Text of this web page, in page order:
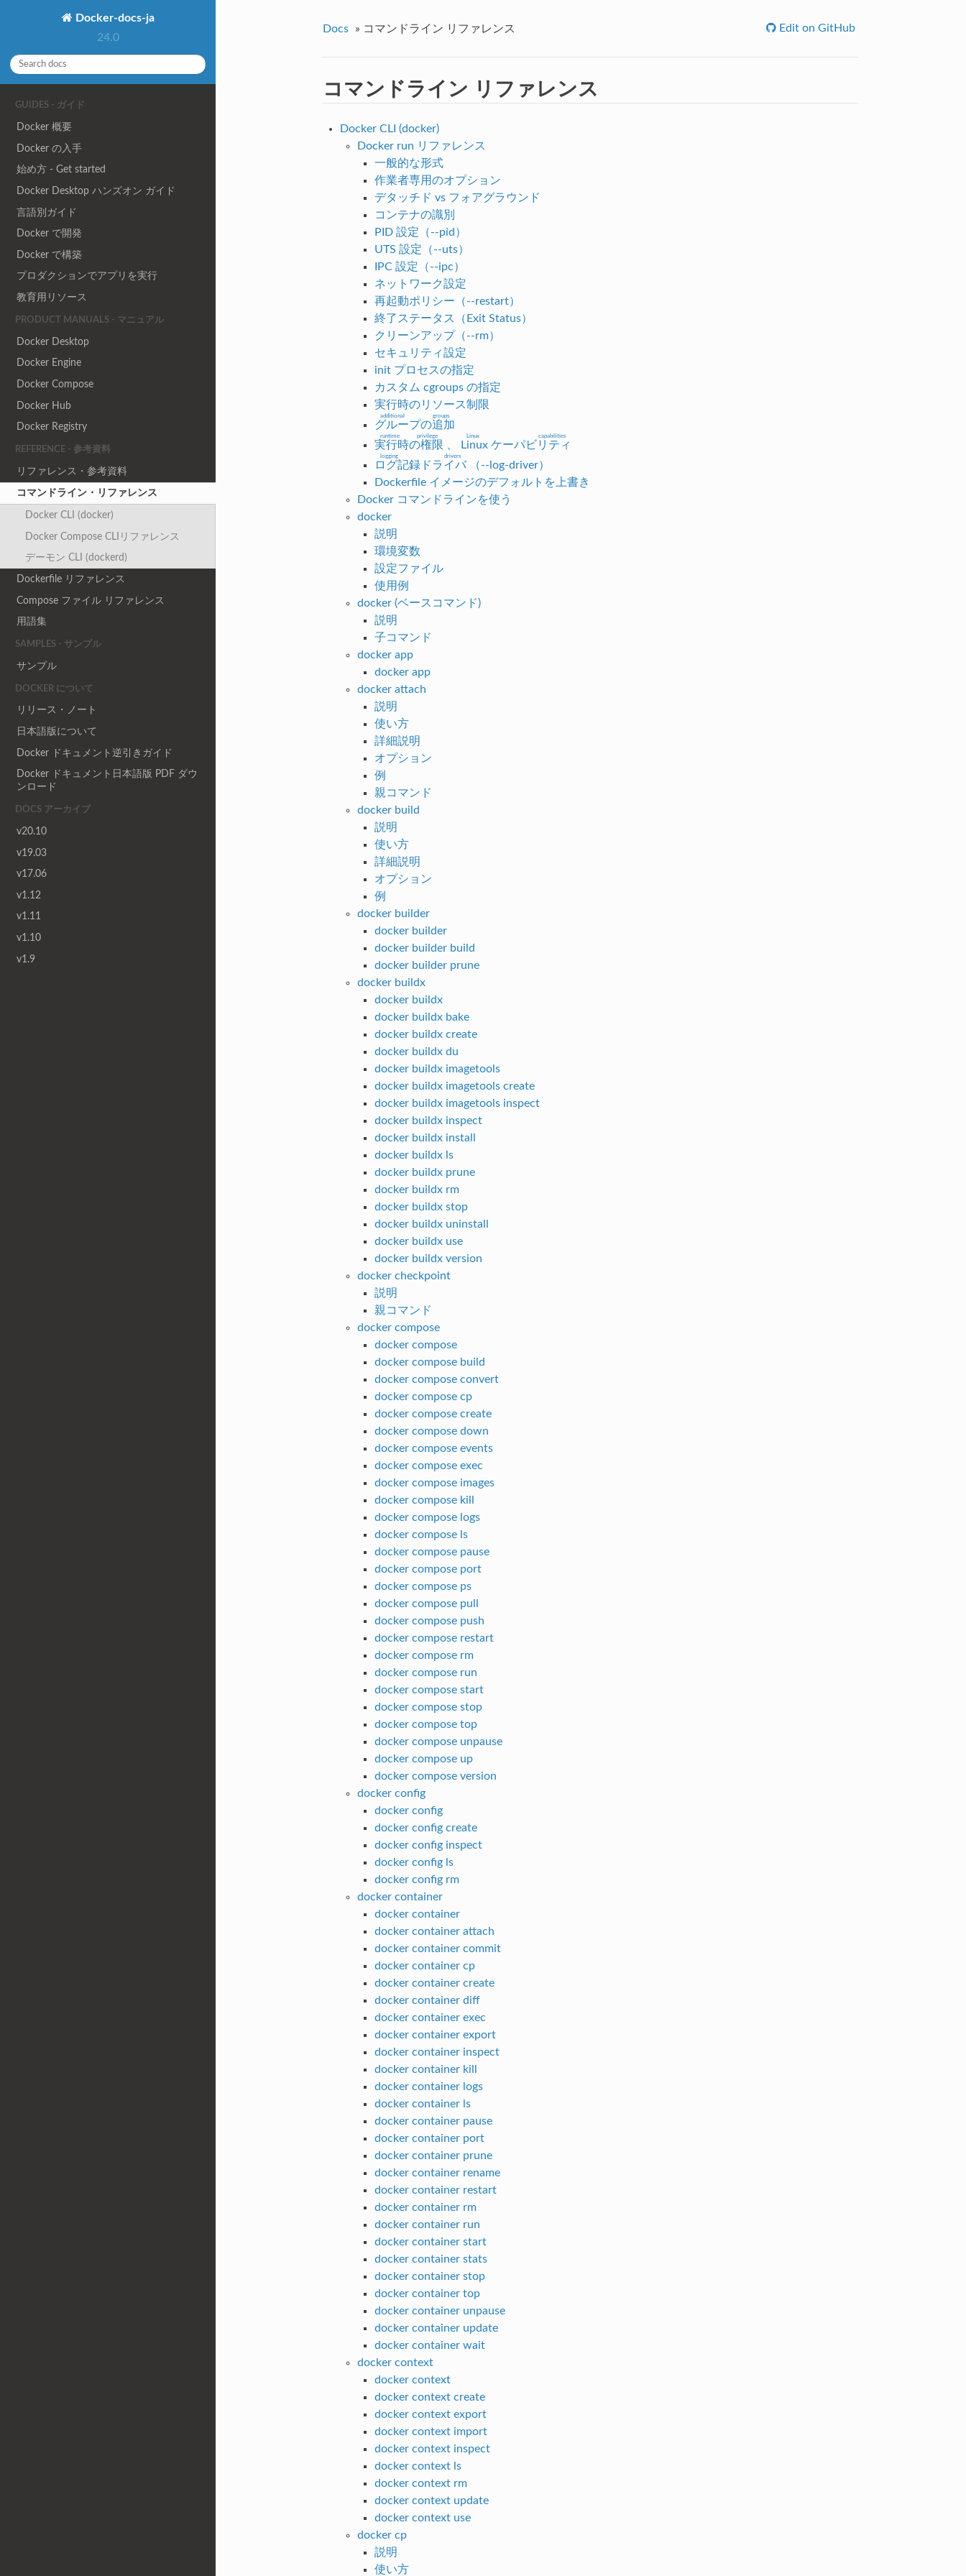
Docker-docs-ja
24.0
GUIDES - ガイド
Docker 概要
Docker の入手
始め方 - Get started
Docker Desktop ハンズオン ガイド
言語別ガイド
Docker で開発
Docker で構築
プロダクションでアプリを実行
教育用リソース
PRODUCT MANUALS - マニュアル
Docker Desktop
Docker Engine
Docker Compose
Docker Hub
Docker Registry
REFERENCE - 参考資料
リファレンス・参考資料
コマンドライン・リファレンス
Docker CLI (docker)
Docker Compose CLIリファレンス
デーモン CLI (dockerd)
Dockerfile リファレンス
Compose ファイル リファレンス
用語集
SAMPLES - サンプル
サンプル
DOCKER について
リリース・ノート
日本語版について
Docker ドキュメント逆引きガイド
Docker ドキュメント日本語版 PDF ダウ
ンロード
DOCS アーカイブ
v20.10
v19.03
v17.06
v1.12
v1.11
v1.10
v1.9
Docs » コマンドライン リファレンス Edit on GitHub
コマンドライン リファレンス
Docker CLI (docker)
Docker run リファレンス
一般的な形式
作業者専用のオプション
デタッチド vs フォアグラウンド
コンテナの識別
PID 設定（--pid）
UTS 設定（--uts）
IPC 設定（--ipc）
ネットワーク設定
再起動ポリシー（--restart）
終了ステータス（Exit Status）
クリーンアップ（--rm）
セキュリティ設定
init プロセスの指定
カスタム cgroups の指定
実行時のリソース制限
グループの追加
additional groups
実行時の権限
runtime privilege
Linux ケーパビリティ
Linux capabilities
ログ記録ドライバ
logging drivers
（--log-driver）
Dockerfile イメージのデフォルトを上書き
Docker コマンドラインを使う
docker
説明
環境変数
設定ファイル
使用例
docker (ベースコマンド)
説明
子コマンド
docker app
docker app
docker attach
説明
使い方
詳細説明
オプション
例
親コマンド
docker build
説明
使い方
詳細説明
オプション
例
docker builder
docker builder
docker builder build
docker builder prune
docker buildx
docker buildx
docker buildx bake
docker buildx create
docker buildx du
docker buildx imagetools
docker buildx imagetools create
docker buildx imagetools inspect
docker buildx inspect
docker buildx install
docker buildx ls
docker buildx prune
docker buildx rm
docker buildx stop
docker buildx uninstall
docker buildx use
docker buildx version
docker checkpoint
説明
親コマンド
docker compose
docker compose
docker compose build
docker compose convert
docker compose cp
docker compose create
docker compose down
docker compose events
docker compose exec
docker compose images
docker compose kill
docker compose logs
docker compose ls
docker compose pause
docker compose port
docker compose ps
docker compose pull
docker compose push
docker compose restart
docker compose rm
docker compose run
docker compose start
docker compose stop
docker compose top
docker compose unpause
docker compose up
docker compose version
docker config
docker config
docker config create
docker config inspect
docker config ls
docker config rm
docker container
docker container
docker container attach
docker container commit
docker container cp
docker container create
docker container diff
docker container exec
docker container export
docker container inspect
docker container kill
docker container logs
docker container ls
docker container pause
docker container port
docker container prune
docker container rename
docker container restart
docker container rm
docker container run
docker container start
docker container stats
docker container stop
docker container top
docker container unpause
docker container update
docker container wait
docker context
docker context
docker context create
docker context export
docker context import
docker context inspect
docker context ls
docker context rm
docker context update
docker context use
docker cp
説明
使い方